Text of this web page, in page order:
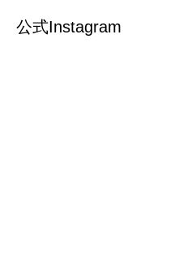
公式Instagram